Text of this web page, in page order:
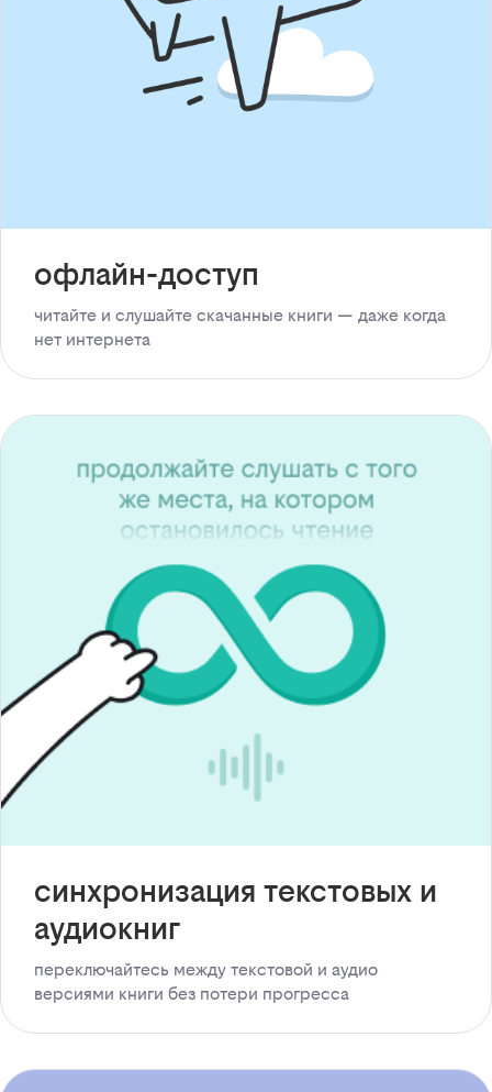
офлайн-доступ
читайте и слушайте скачанные книги — даже когда
нет интернета
синхронизация текстовых и
аудиокниг
переключайтесь между текстовой и аудио
версиями книги без потери прогресса